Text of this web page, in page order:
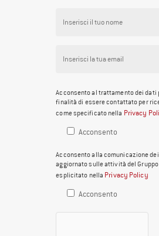
Acconsento al trattamento dei dati
finalità di essere contattato per
come specificato nella Privacy
Acconsento
Acconsento alla comunicazione
aggiornato sulle attività del
esplicitato nella Privacy Policy
Acconsento